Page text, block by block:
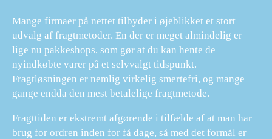
Mange firmaer på nettet tilbyder i øjeblikket et stort
udvalg af fragtmetoder. En der er meget almindelig er
lige nu pakkeshops, som gør at du kan hente de
nyindkøbte varer på et selvvalgt tidspunkt.
Fragtløsningen er nemlig virkelig smertefri, og mange
gange endda den mest betalelige fragtmetode.
Fragttiden er ekstremt afgørende i tilfælde af at man har
brug for ordren inden for få dage, så med det formål er